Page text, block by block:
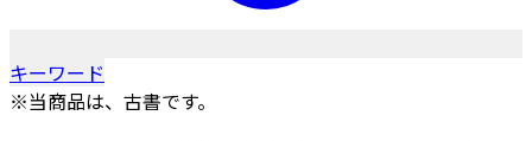
キーワード
※当商品は、古書です。